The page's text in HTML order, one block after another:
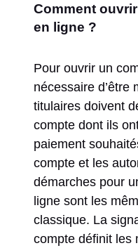
Comment
en ligne ?
Pour ouvrir un
nécessaire d’être
titulaires doivent
compte dont ils
paiement
compte et les
démarches pour
ligne sont les
classique. La
compte définit les